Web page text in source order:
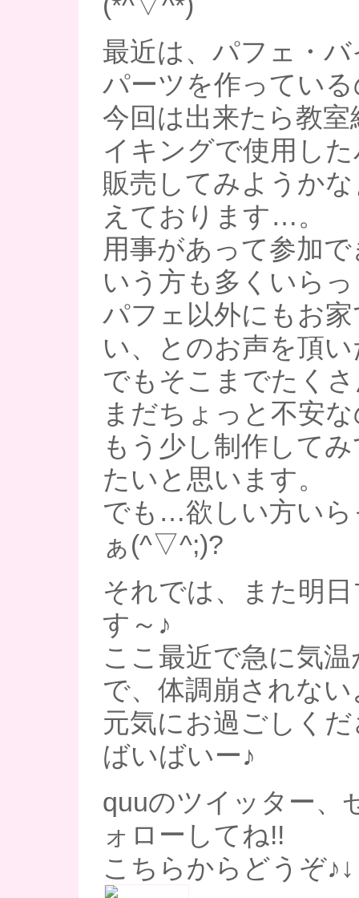
最近は、パフェ・
パーツを作ってい
今回は出来たら教
イキングで使用し
販売してみようか
えております…。
用事があって参加
いう方も多くいら
パフェ以外にもお
い、とのお声を頂
でもそこまでたく
まだちょっと不安
もう少し制作して
たいと思います。
でも…欲しい方いら
ぁ(^▽^;)?
それでは、また明
す～♪
ここ最近で急に気
で、体調崩されな
元気にお過ごしく
ばいばいー♪
quuのツイッター、
ォローしてね!!
こちらからどうぞ♪↓